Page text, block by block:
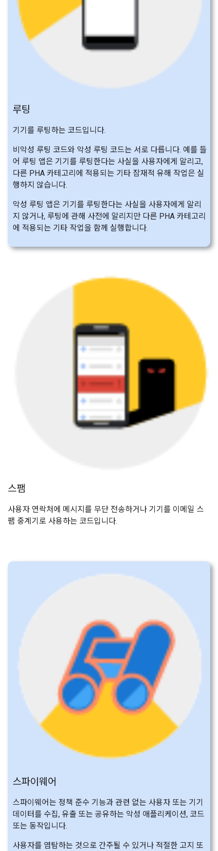
루팅
기기를 루팅하는 코드입니다.
비악성 루팅 코드와 악성 루팅 코드는 서로 다릅니다. 예를 들
어 루팅 앱은 기기를 루팅한다는 사실을 사용자에게 알리고,
다른 PHA 카테고리에 적용되는 기타 잠재적 유해 작업은 실
행하지 않습니다.
악성 루팅 앱은 기기를 루팅한다는 사실을 사용자에게 알리
지 않거나, 루팅에 관해 사전에 알리지만 다른 PHA 카테고리
에 적용되는 기타 작업을 함께 실행합니다.
스팸
사용자 연락처에 메시지를 무단 전송하거나 기기를 이메일 스
팸 중계기로 사용하는 코드입니다.
스파이웨어
스파이웨어는 정책 준수 기능과 관련 없는 사용자 또는 기기
데이터를 수집, 유출 또는 공유하는 악성 애플리케이션, 코드
또는 동작입니다.
사용자를 염탐하는 것으로 간주될 수 있거나 적절한 고지 또